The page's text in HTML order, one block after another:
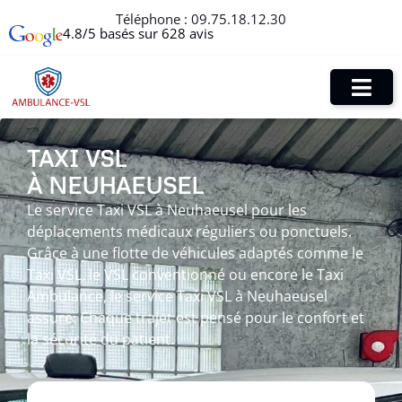
Téléphone : 09.75.18.12.30
4.8/5 basés sur 628 avis
TAXI VSL
À NEUHAEUSEL
Le service Taxi VSL à Neuhaeusel pour les
déplacements médicaux réguliers ou ponctuels.
Grâce à une flotte de véhicules adaptés comme le
Taxi VSL, le VSL conventionné ou encore le Taxi
Ambulance, le service Taxi VSL à Neuhaeusel
assure. Chaque trajet est pensé pour le confort et
la sécurité du patient.